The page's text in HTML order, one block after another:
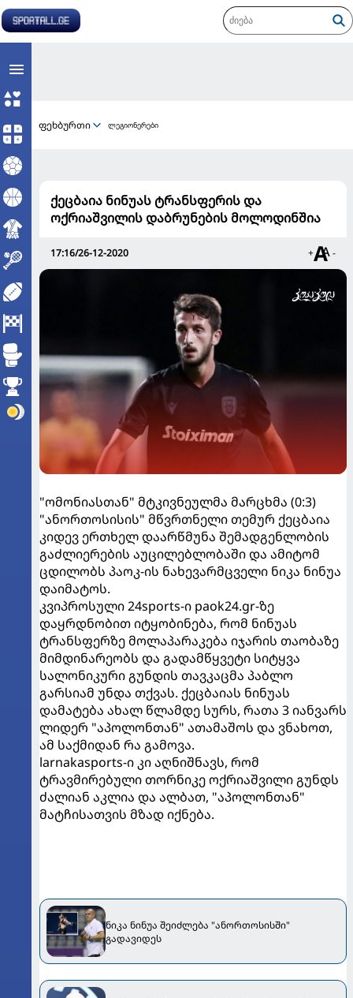
ფეხბურთი ლეგიონერები
ქეცბაია ნინუას ტრანსფერის და
ოქრიაშვილის დაბრუნების მოლოდინშია
17:16/26-12-2020 + -
"ომონიასთან" მტკივნეულმა მარცხმა (0:3)
"ანორთოსისის" მწვრთნელი თემურ ქეცბაია
კიდევ ერთხელ დაარწმუნა შემადგენლობის
გაძლიერების აუცილებლობაში და ამიტომ
ცდილობს პაოკ-ის ნახევარმცველი ნიკა ნინუა
დაიმატოს.
კვიპროსული 24sports-ი paok24.gr-ზე
დაყრდნობით იტყობინება, რომ ნინუას
ტრანსფერზე მოლაპარაკება იჯარის თაობაზე
მიმდინარეობს და გადამწყვეტი სიტყვა
სალონიკური გუნდის თავკაცმა პაბლო
გარსიამ უნდა თქვას. ქეცბაიას ნინუას
დამატება ახალ წლამდე სურს, რათა 3 იანვარს
ლიდერ "აპოლონთან" ათამაშოს და ვნახოთ,
ამ საქმიდან რა გამოვა.
larnakasports-ი კი აღნიშნავს, რომ
ტრავმირებული თორნიკე ოქრიაშვილი გუნდს
ძალიან აკლია და ალბათ, "აპოლონთან"
მატჩისათვის მზად იქნება.
ნიკა ნინუა შეიძლება "ანორთოსისში"
გადავიდეს